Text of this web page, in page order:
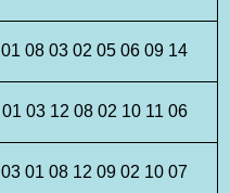
01 08 03 02 05 06 09 14
01 03 12 08 02 10 11 06
03 01 08 12 09 02 10 07